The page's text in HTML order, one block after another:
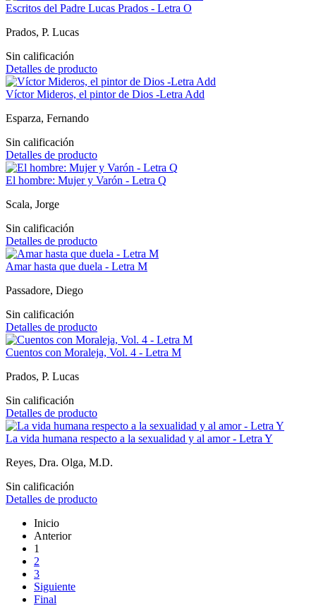
Escritos del Padre Lucas Prados - Letra O
Prados, P. Lucas
Sin calificación
Detalles de producto
Víctor Mideros, el pintor de Dios -Letra Add
Esparza, Fernando
Sin calificación
Detalles de producto
El hombre: Mujer y Varón - Letra Q
Scala, Jorge
Sin calificación
Detalles de producto
Amar hasta que duela - Letra M
Passadore, Diego
Sin calificación
Detalles de producto
Cuentos con Moraleja, Vol. 4 - Letra M
Prados, P. Lucas
Sin calificación
Detalles de producto
La vida humana respecto a la sexualidad y al amor - Letra Y
Reyes, Dra. Olga, M.D.
Sin calificación
Detalles de producto
Inicio
Anterior
1
2
3
Siguiente
Final